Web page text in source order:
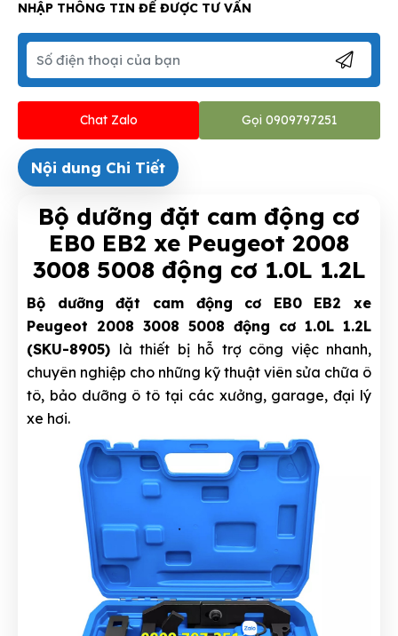
NHẬP THÔNG TIN ĐỂ ĐƯỢC TƯ VẤN
Chat Zalo Gọi 0909797251
Nội dung Chi Tiết
Bộ dưỡng đặt cam động cơ
EB0 EB2 xe Peugeot 2008
3008 5008 động cơ 1.0L 1.2L
Bộ dưỡng đặt cam động cơ EB0 EB2 xe
Peugeot 2008 3008 5008 động cơ 1.0L 1.2L
(SKU-8905) là thiết bị hỗ trợ công việc nhanh,
chuyên nghiệp cho những kỹ thuật viên sửa chữa ô
tô, bảo dưỡng ô tô tại các xưởng, garage, đại lý
xe hơi.